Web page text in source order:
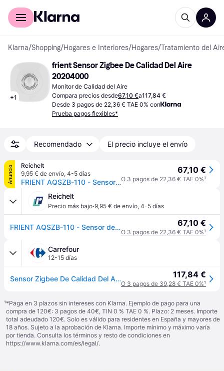
Comprar con Klarna
Klarna/Shopping/Hogares e Interiores/Hogares/Tratamiento del
+1
frient Sensor Zigbee De Calidad Del Aire
20204000
Monitor de Calidad del Aire
Compara precios desde67,10 €a117,84 €
Desde 3 pagos de 22,36 € TAE 0% con
Prueba pagos flexibles*
Recomendado El precio incluye el envío
Anuncio
Reichelt
9,95 € de envío, 4-5 días
FRIENT AQSZB-110 - Sensor de calidad del aire, Zigbee
67,10 €
O 3 pagos de 22,36 € TAE 0%¹
Reichelt
Precio más bajo·9,95 € de envío, 4-5 días
FRIENT AQSZB-110 - Sensor de calidad del aire, Zigbee 67,10 €
O 3 pagos de 22,36 € TAE 0%¹
Carrefour
12-15 días
Sensor Zigbee De Calidad Del Aire - 20204000 - Frient 117,84 €
O 3 pagos de 39,28 € TAE 0%¹
¹*Paga en 3 plazos sin intereses con Klarna. Ejemplo de pago para una
compra de 120€: 3 pagos de 40€, TIN 0 % TAE 0 %. Plazo: 2 meses. Importe
total adeudado 120€. Solo es válido para residentes en España y mayores de
18 años. Sujeto a la aprobación de Klarna. Importe mínimo y máximo varía
por tienda. Consulta los términos y resto de condiciones en
https://www.klarna.com/es/legal/.